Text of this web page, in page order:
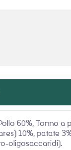
60%, Tonno a
10%, patate
oligosaccaridi).